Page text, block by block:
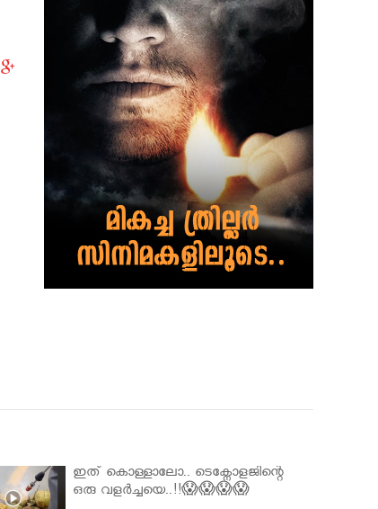
ഇത് കൊള്ളാലോ.. ടെക്നോളജിന്റെ
ഒരു വളർച്ചയെ..!!😱😱😱😱